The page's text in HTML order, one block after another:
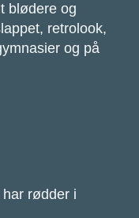
blødere og
retrolook,
og på
rødder i